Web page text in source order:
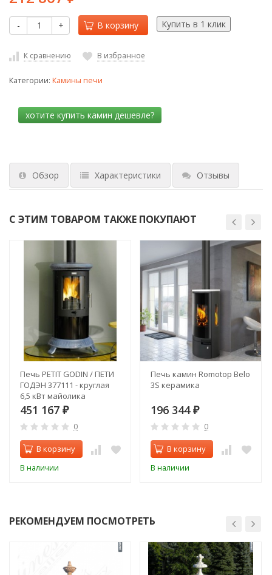
- + В корзину
К сравнению В избранное
Категории: Камины печи
Обзор Характеристики Отзывы
С ЭТИМ ТОВАРОМ ТАКЖЕ ПОКУПАЮТ
Печь PETIT GODIN / ПЕТИ
ГОДЭН 377111 - круглая
6,5 кВт майолика
451 167 ₽
0
В корзину
В наличии
Печь камин Romotop Belo
3S керамика
196 344 ₽
0
В корзину
В наличии
РЕКОМЕНДУЕМ ПОСМОТРЕТЬ